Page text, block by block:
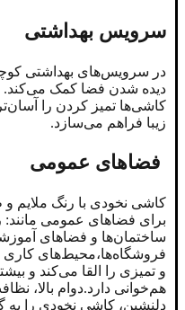
سرویس بهداشتی
در سرویس‌های بهداشتی
دیده‌ شدن فضا کمک
کاشی‌ها تمیز کردن را
زیبا فراهم می‌سازد.
فضاهای عمومی
کاشی نخودی با رنگ ملایم
برای فضاهای عمومی مانند:
ساختمان‌ها و فضاهای
فروشگاه‌ها،محیط‌های
و تمیزی را القا می‌کند و
هم‌خوانی دارد.‌دوام بالا،
دلنشین، کاشی نخودی را